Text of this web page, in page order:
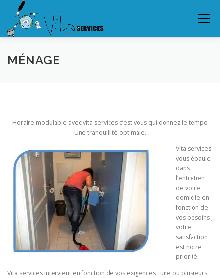
contenu
Menu
JARDINAGE
MÉNAGE
Horaire modulable avec vita services c’est vous qui donnez le tempo
Une tranquillité optimale.
Vita services
vous épaule
dans
l’entretien
de votre
domicile en
fonction de
vos besoins ,
votre
satisfaction
est notre
priorité.
Vita services intervient en fonction de vos exigences : une ou plusieurs